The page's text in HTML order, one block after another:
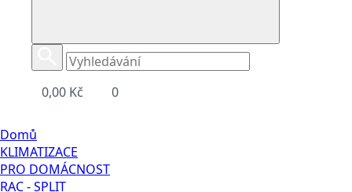
0,00 Kč 0
Domů
KLIMATIZACE
PRO DOMÁCNOST
RAC - SPLIT